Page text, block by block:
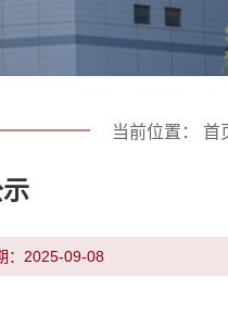
当前位置： 首
：2025-09-08